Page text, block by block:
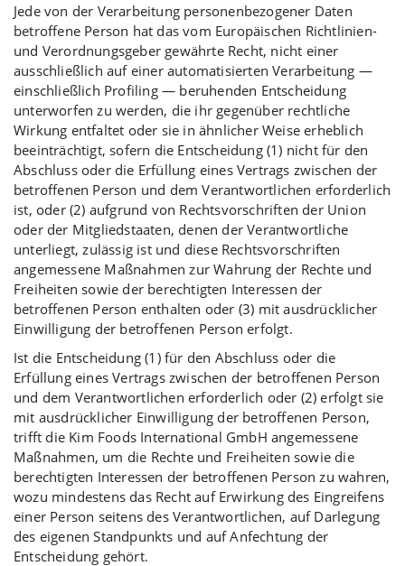
Jede von der Verarbeitung personenbezogener Daten
betroffene Person hat das vom Europäischen Richtlinien-
und Verordnungsgeber gewährte Recht, nicht einer
ausschließlich auf einer automatisierten Verarbeitung —
einschließlich Profiling — beruhenden Entscheidung
unterworfen zu werden, die ihr gegenüber rechtliche
Wirkung entfaltet oder sie in ähnlicher Weise erheblich
beeinträchtigt, sofern die Entscheidung (1) nicht für den
Abschluss oder die Erfüllung eines Vertrags zwischen der
betroffenen Person und dem Verantwortlichen erforderlich
ist, oder (2) aufgrund von Rechtsvorschriften der Union
oder der Mitgliedstaaten, denen der Verantwortliche
unterliegt, zulässig ist und diese Rechtsvorschriften
angemessene Maßnahmen zur Wahrung der Rechte und
Freiheiten sowie der berechtigten Interessen der
betroffenen Person enthalten oder (3) mit ausdrücklicher
Einwilligung der betroffenen Person erfolgt.
Ist die Entscheidung (1) für den Abschluss oder die
Erfüllung eines Vertrags zwischen der betroffenen Person
und dem Verantwortlichen erforderlich oder (2) erfolgt sie
mit ausdrücklicher Einwilligung der betroffenen Person,
trifft die Kim Foods International GmbH angemessene
Maßnahmen, um die Rechte und Freiheiten sowie die
berechtigten Interessen der betroffenen Person zu wahren,
wozu mindestens das Recht auf Erwirkung des Eingreifens
einer Person seitens des Verantwortlichen, auf Darlegung
des eigenen Standpunkts und auf Anfechtung der
Entscheidung gehört.